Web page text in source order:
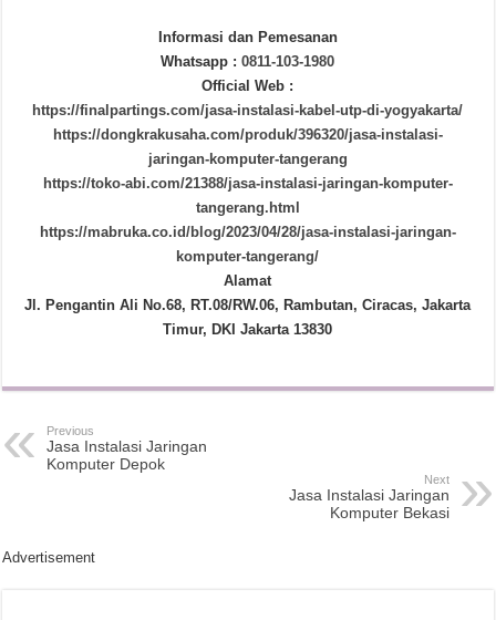
Informasi dan Pemesanan
Whatsapp :0811-103-1980
Official Web :
https://finalpartings.com/jasa-instalasi-kabel-utp-di-yogyakarta/
https://dongkrakusaha.com/produk/396320/jasa-instalasi-
jaringan-komputer-tangerang
https://toko-abi.com/21388/jasa-instalasi-jaringan-komputer-
tangerang.html
https://mabruka.co.id/blog/2023/04/28/jasa-instalasi-jaringan-
komputer-tangerang/
Alamat
Jl. Pengantin Ali No.68, RT.08/RW.06, Rambutan, Ciracas, Jakarta
Timur, DKI Jakarta 13830
Previous
Jasa Instalasi Jaringan
Komputer Depok
Next
Jasa Instalasi Jaringan
Komputer Bekasi
Advertisement